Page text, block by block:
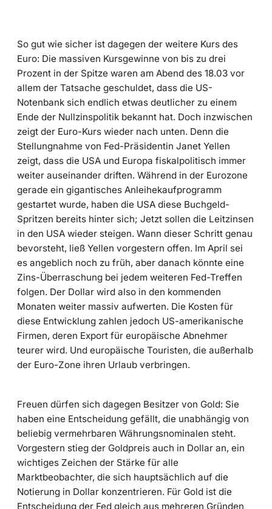
So gut wie sicher ist dagegen der weitere Kurs des
Euro: Die massiven Kursgewinne von bis zu drei
Prozent in der Spitze waren am Abend des 18.03 vor
allem der Tatsache geschuldet, dass die US-
Notenbank sich endlich etwas deutlicher zu einem
Ende der Nullzinspolitik bekannt hat. Doch inzwischen
zeigt der Euro-Kurs wieder nach unten. Denn die
Stellungnahme von Fed-Präsidentin Janet Yellen
zeigt, dass die USA und Europa fiskalpolitisch immer
weiter auseinander driften. Während in der Eurozone
gerade ein gigantisches Anleihekaufprogramm
gestartet wurde, haben die USA diese Buchgeld-
Spritzen bereits hinter sich; Jetzt sollen die Leitzinsen
in den USA wieder steigen. Wann dieser Schritt genau
bevorsteht, ließ Yellen vorgestern offen. Im April sei
es angeblich noch zu früh, aber danach könnte eine
Zins-Überraschung bei jedem weiteren Fed-Treffen
folgen. Der Dollar wird also in den kommenden
Monaten weiter massiv aufwerten. Die Kosten für
diese Entwicklung zahlen jedoch US-amerikanische
Firmen, deren Export für europäische Abnehmer
teurer wird. Und europäische Touristen, die außerhalb
der Euro-Zone ihren Urlaub verbringen.
Freuen dürfen sich dagegen Besitzer von Gold: Sie
haben eine Entscheidung gefällt, die unabhängig von
beliebig vermehrbaren Währungsnominalen steht.
Vorgestern stieg der Goldpreis auch in Dollar an, ein
wichtiges Zeichen der Stärke für alle
Marktbeobachter, die sich hauptsächlich auf die
Notierung in Dollar konzentrieren. Für Gold ist die
Entscheidung der Fed gleich aus mehreren Gründen